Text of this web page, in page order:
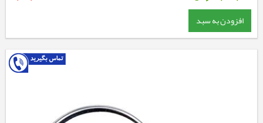
افزودن به سبد